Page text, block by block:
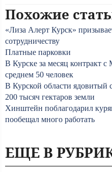
Похожие
«Лиза Алерт Курск»
сотрудничеству
Платные парковки
В Курске за месяц контракт
среднем 50 человек
В Курской области ядовитый
200 тысяч гектаров земли
Хинштейн поблагодарил
пообещал много работать
ЕЩЕ В